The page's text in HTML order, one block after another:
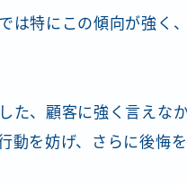
は特にこの傾向が強く
た、顧客に強く言えな
動を妨げ、さらに後悔